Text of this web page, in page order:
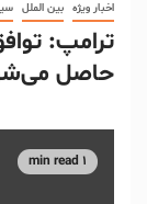
اخبار ویژه بین الملل
حاصل
1 min read